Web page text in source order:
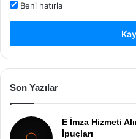
Beni hatırla
Son Yazılar
E İmza Hizmeti
İpuçları